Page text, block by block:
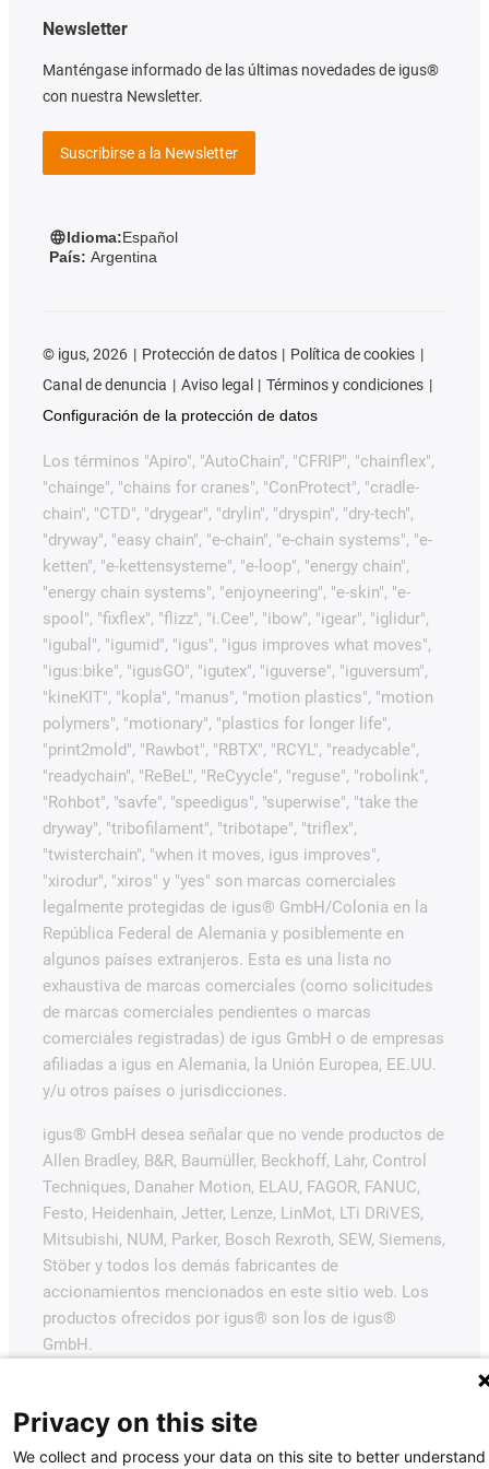
Newsletter
Manténgase informado de las últimas novedades de igus®
con nuestra Newsletter.
Suscribirse a la Newsletter
Idioma:Español
País: Argentina
© igus, 2026 Protección de datos
Política de cookies
Canal de denuncia
Aviso legal
Términos y condiciones
Configuración de la protección de datos
Los términos "Apiro", "AutoChain", "CFRIP", "chainflex",
"chainge", "chains for cranes", "ConProtect", "cradle-
chain", "CTD", "drygear", "drylin", "dryspin", "dry-tech",
"dryway", "easy chain", "e-chain", "e-chain systems", "e-
ketten", "e-kettensysteme", "e-loop", "energy chain",
"energy chain systems", "enjoyneering", "e-skin", "e-
spool", "fixflex", "flizz", "i.Cee", "ibow", "igear", "iglidur",
"igubal", "igumid", "igus", "igus improves what moves",
"igus:bike", "igusGO", "igutex", "iguverse", "iguversum",
"kineKIT", "kopla", "manus", "motion plastics", "motion
polymers", "motionary", "plastics for longer life",
"print2mold", "Rawbot", "RBTX", "RCYL", "readycable",
"readychain", "ReBeL", "ReCyycle", "reguse", "robolink",
"Rohbot", "savfe", "speedigus", "superwise", "take the
dryway", "tribofilament", "tribotape", "triflex",
"twisterchain", "when it moves, igus improves",
"xirodur", "xiros" y "yes" son marcas comerciales
legalmente protegidas de igus® GmbH/Colonia en la
República Federal de Alemania y posiblemente en
algunos países extranjeros. Esta es una lista no
exhaustiva de marcas comerciales (como solicitudes
de marcas comerciales pendientes o marcas
comerciales registradas) de igus GmbH o de empresas
afiliadas a igus en Alemania, la Unión Europea, EE.UU.
y/u otros países o jurisdicciones.
igus® GmbH desea señalar que no vende productos de
Allen Bradley, B&R, Baumüller, Beckhoff, Lahr, Control
Techniques, Danaher Motion, ELAU, FAGOR, FANUC,
Festo, Heidenhain, Jetter, Lenze, LinMot, LTi DRiVES,
Mitsubishi, NUM, Parker, Bosch Rexroth, SEW, Siemens,
Stöber y todos los demás fabricantes de
accionamientos mencionados en este sitio web. Los
productos ofrecidos por igus® son los de igus®
GmbH.
Privacy on this site
We collect and process your data on this site to better understand